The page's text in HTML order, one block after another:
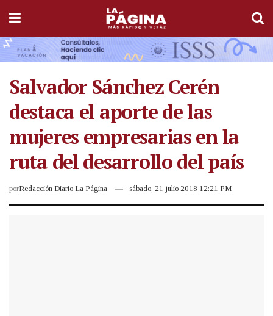
Salvador Sánchez Cerén
destaca el aporte de las
mujeres empresarias en la
ruta del desarrollo del país
porRedacción Diario La Página sábado, 21 julio 2018 12:21 PM